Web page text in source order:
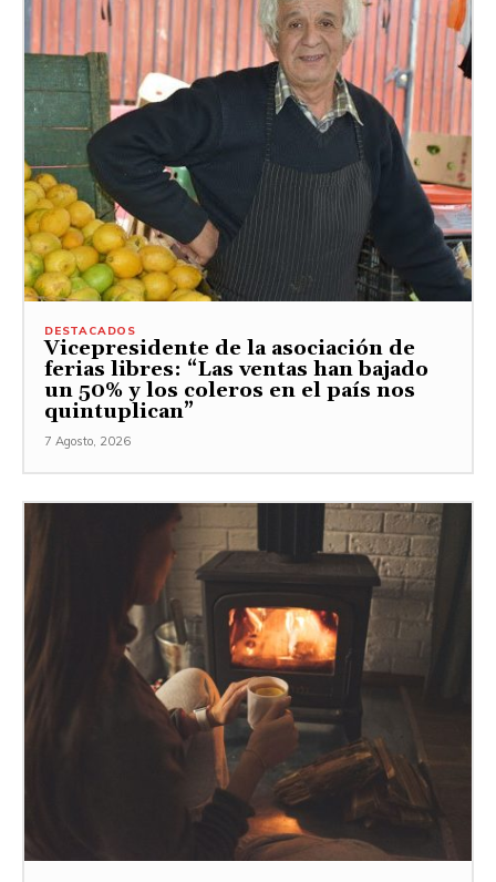
DESTACADOS
Vicepresidente de la asociación de
ferias libres: “Las ventas han bajado
un 50% y los coleros en el país nos
quintuplican”
7 Agosto, 2026